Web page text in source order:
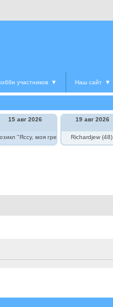
участников ▼ Наш сайт ▼
в цирке"
15 авг 2026
"Яссу, моя греческая любовь"
19 авг 2026
Richardjew (48)